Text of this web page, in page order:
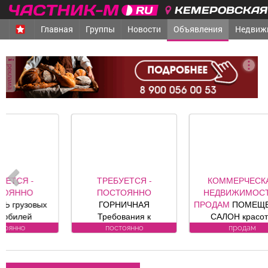
КЕМЕРОВСКАЯ
Главная Группы Новости Объявления
реклама
ГОРНИЧНАЯ
кандидату: без опыта
-Влажная и сухая
уборка номеров и
КОММЕРЧЕСКАЯ
НЕДВИЖИМОСТЬ -
ПРОДАМ
ПОМЕЩЕНИЕ,
САЛОН красоты
«Оазис», площадь 88, 8
Юдина, 1, хороший